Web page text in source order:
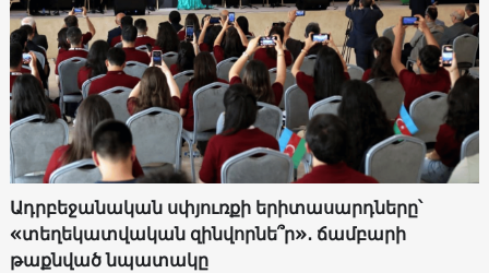
Ադրբեջանական սփյուռքի երիտասարդները՝
«տեղեկատվական զինվորնե՞ր»․ ճամբարի
թաքնված նպատակը